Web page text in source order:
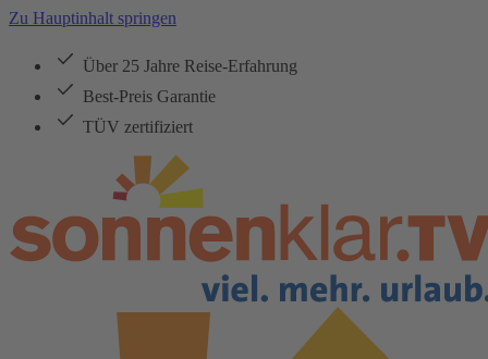
Zu Hauptinhalt springen
Über 25 Jahre Reise-Erfahrung
Best-Preis Garantie
TÜV zertifiziert